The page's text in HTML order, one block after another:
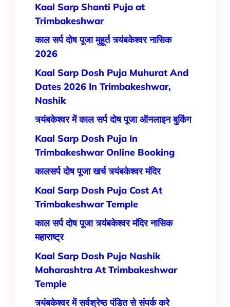
Kaal Sarp Shanti Puja at
Trimbakeshwar
काल सर्प दोष पूजा मुहूर्त त्र्यंबकेश्वर नासिक
2026
Kaal​‍​‌‍​‍‌​‍​‌‍​‍‌ Sarp Dosh Puja Muhurat And
Dates 2026 In Trimbakeshwar,
Nashik
त्र्यंबकेश्वर में काल सर्प दोष पूजा ऑनलाइन बुकिंग
Kaal Sarp Dosh Puja In
Trimbakeshwar Online Booking
कालसर्प दोष पूजा खर्च त्र्यंबकेश्वर मंदिर
Kaal Sarp Dosh Puja Cost At
Trimbakeshwar Temple
काल सर्प दोष पूजा त्र्यंबकेश्वर मंदिर नासिक
महाराष्ट्र
Kaal Sarp Dosh Puja Nashik
Maharashtra At Trimbakeshwar
Temple
त्र्यंबकेश्वर में सर्वश्रेष्ठ पंडित से संपर्क करे